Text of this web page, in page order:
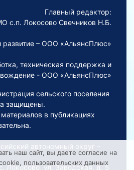
Главный редактор:
с.п. Локосово Свечников Н.Б.
развитие – ООО «АльянсПлюс»
техническая поддержка и
- ООО «АльянсПлюс»
сельского поселения
защищены.
в публикациях
автономный округ –
Локосово, ул. Заводская, д. 5
наш сайт, вы даете согласие на
пользовательских данных